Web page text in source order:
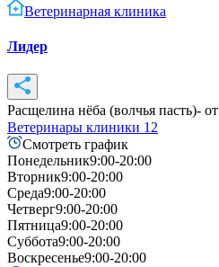
Ветеринарная клиника
Лидер
Расщелина нёба (волчья пасть)- от
Ветеринары клиники 12
Смотреть график
Понедельник9:00-20:00
Вторник9:00-20:00
Среда9:00-20:00
Четверг9:00-20:00
Пятница9:00-20:00
Суббота9:00-20:00
Воскресенье9:00-20:00